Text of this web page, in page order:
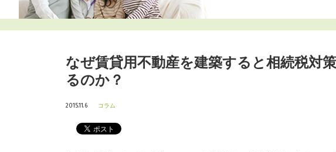
なぜ賃貸用不動産を建築すると相続税対
るのか？
2015.11.6 コラム